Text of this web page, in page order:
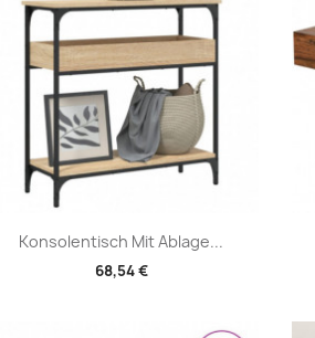
Konsolentisch Mit Ablage...
68,54 €
Vorschau